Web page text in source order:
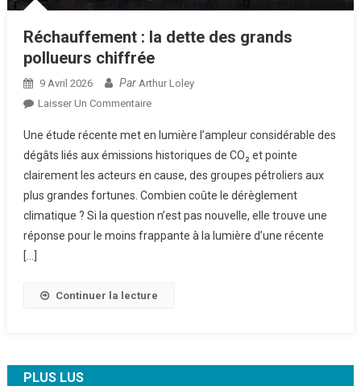
Réchauffement : la dette des grands
pollueurs chiffrée
9 Avril 2026 Par Arthur Loley
Laisser Un CommentaireSur
:
La
Dette
Des
Grands
Pollueurs
Une étude récente met en lumière l’ampleur considérable des
dégâts liés aux émissions historiques de CO₂ et pointe
clairement les acteurs en cause, des groupes pétroliers aux
plus grandes fortunes. Combien coûte le dérèglement
climatique ? Si la question n’est pas nouvelle, elle trouve une
réponse pour le moins frappante à la lumière d’une récente
[…]
Continuer la lecture
PLUS LUS